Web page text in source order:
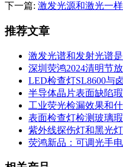
下一篇: 激发光源和激光一样
推荐文章
激发光谱和发射光谱
深圳荧鸿2024清明节
LED检查灯SL8600与
半导体晶片表面缺陷
工业荧光检漏效果和
表面检查灯检测玻璃
紫外线探伤灯和黑光
荧鸿新品：可调光手